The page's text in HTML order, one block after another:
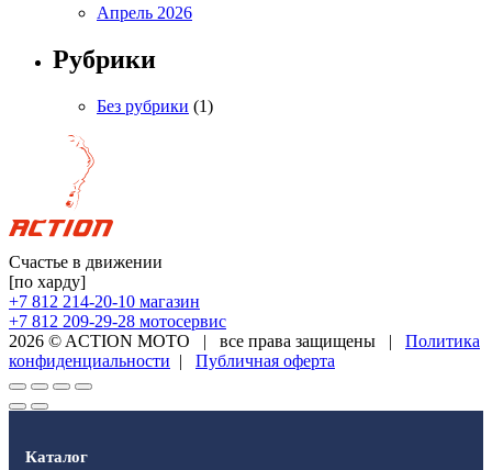
Апрель 2026
Рубрики
Без рубрики (1)
Счастье в движении
[по харду]
+7 812 214-20-10 магазин
+7 812 209-29-28 мотосервис
2026 © ACTION MOTO | все права защищены |
Политика
конфиденциальности | Публичная оферта
Каталог